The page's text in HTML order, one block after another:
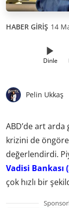
HABER GİRİŞ 14
Dinle
Pelin Ukkaş
ABD’de art arda
krizini de
değerlendirdi.
Vadisi Bankası
çok hızlı bir